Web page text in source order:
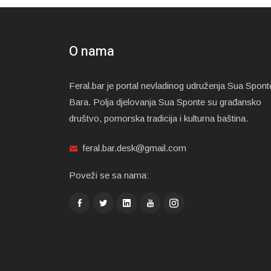
O nama
Feral.bar je portal nevladinog udruženja Sua
Bara. Polja djelovanja Sua Sponte su građansko
društvo, pomorska tradicija i kulturna baština.
feral.bar.desk@gmail.com
Poveži se sa nama: